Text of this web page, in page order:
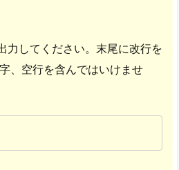
力してください。末尾に改行を
、空行を含んではいけませ